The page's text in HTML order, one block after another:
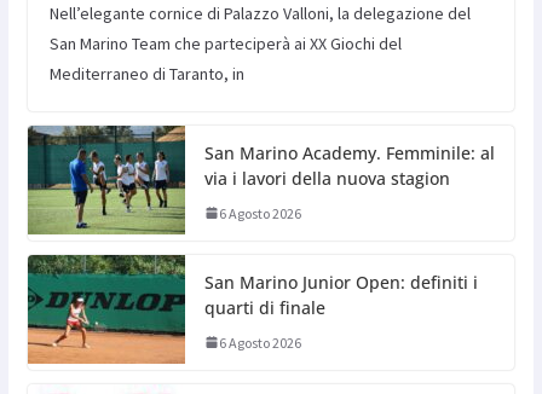
Nell’elegante cornice di Palazzo Valloni, la delegazione del
San Marino Team che parteciperà ai XX Giochi del
Mediterraneo di Taranto, in
San Marino Academy. Femminile: al
via i lavori della nuova stagion
6 Agosto 2026
San Marino Junior Open: definiti i
quarti di finale
6 Agosto 2026